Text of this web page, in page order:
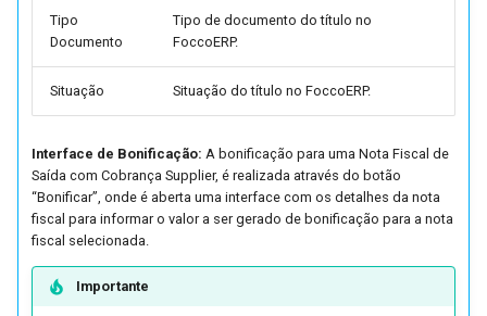
Tipo
Documento
Tipo de documento do título no
FoccoERP.
Situação Situação do título no FoccoERP.
Interface de Bonificação: A bonificação para uma Nota Fiscal de
Saída com Cobrança Supplier, é realizada através do botão
“Bonificar”, onde é aberta uma interface com os detalhes da nota
fiscal para informar o valor a ser gerado de bonificação para a nota
fiscal selecionada.
Importante